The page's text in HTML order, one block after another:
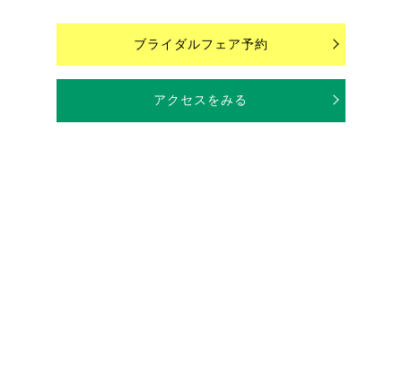
ブライダルフェア予約
アクセスをみる